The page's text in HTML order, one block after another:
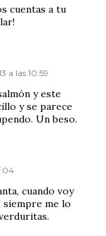
cuentas a tu
a las 10:59
y este
y se parece
Un beso.
cuando voy
me lo